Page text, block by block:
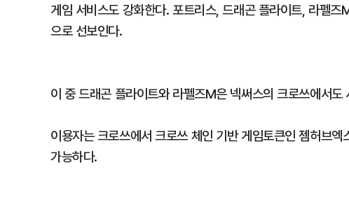
게임 서비스도 강화한다. 포트리스, 드래곤 플라이트, 라펠
으로 선보인다.
이 중 드래곤 플라이트와 라펠즈M은 넥써스의 크로쓰에서도
이용자는 크로쓰에서 크로쓰 체인 기반 게임토큰인 젬허브
가능하다.